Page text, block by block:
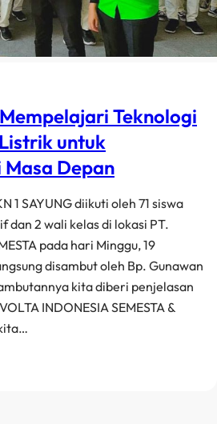
Teknologi
untuk
Depan
1 SAYUNG diikuti oleh 71 siswa
dan 2 wali kelas di lokasi PT.
pada hari Minggu, 19
disambut oleh Bp. Gunawan
kita diberi penjelasan
INDONESIA SEMESTA &